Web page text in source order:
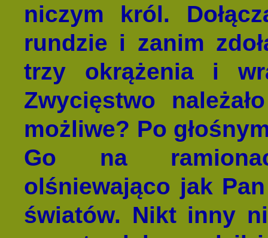
niczym król.
rundzie i zanim
trzy okrążenia i
Zwycięstwo
możliwe? Po
Go na
olśniewająco jak
światów. Nikt inny